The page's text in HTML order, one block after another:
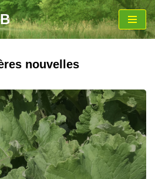
nouvelles